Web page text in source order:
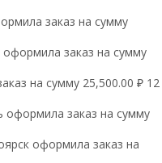
заказ на сумму
заказ на сумму
на сумму 25,500.00 ₽ 12
оформила заказ на сумму
оформила заказ на